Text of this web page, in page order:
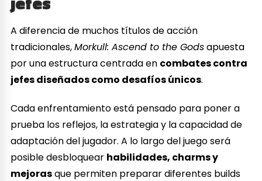
A diferencia de muchos títulos de acción
tradicionales,Morkull: Ascend to the Godsapuesta
por una estructura centrada en combates contra
jefes diseñados como desafíos únicos.
Cada enfrentamiento está pensado para poner a
prueba los reflejos, la estrategia y la capacidad de
adaptación del jugador. A lo largo del juego será
posible desbloquear habilidades, charms y
mejorasque permiten preparar diferentes builds